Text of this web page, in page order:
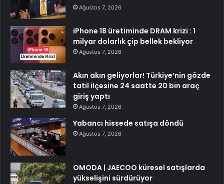
Ağustos 7, 2026
iPhone 18 üretiminde DRAM krizi : 1
milyar dolarlık çip bellek bekliyor
Ağustos 7, 2026
Akın akın geliyorlar! Türkiye’nin gözde
tatil ilçesine 24 saatte 20 bin araç
giriş yaptı
Ağustos 7, 2026
Yabancı hissede satışa döndü
Ağustos 7, 2026
OMODA | JAECOO küresel satışlarda
yükselişini sürdürüyor